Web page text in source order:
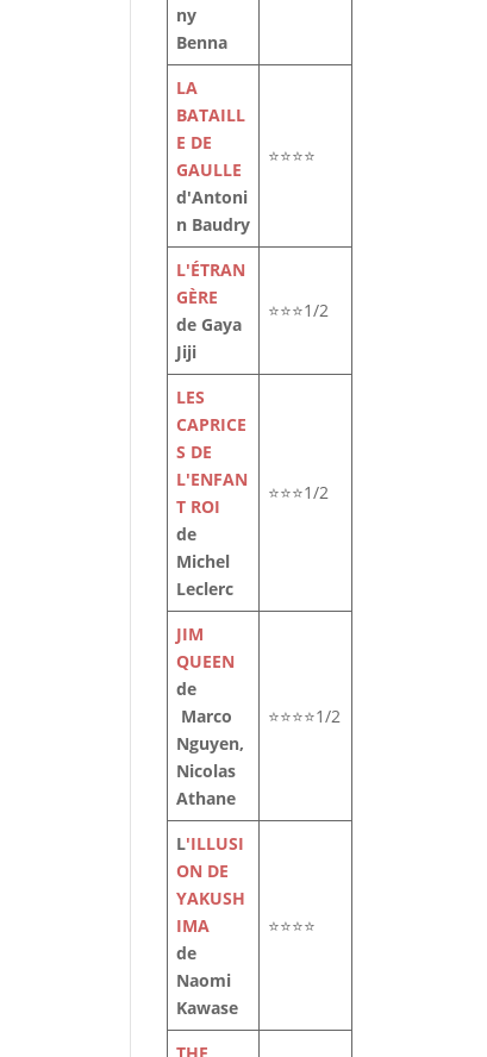
ny
Benna
LA
BATAILL
E DE
GAULLE
d'Antoni
n Baudry
⭐⭐⭐⭐
L'ÉTRAN
GÈRE
de Gaya
Jiji
⭐⭐⭐1/2
LES
CAPRICE
S DE
L'ENFAN
T ROI
de
Michel
Leclerc
⭐⭐⭐1/2
JIM
QUEEN
de
Marco
Nguyen,
Nicolas
Athane
⭐⭐⭐⭐1/2
L'ILLUSI
ON DE
YAKUSH
IMA
de
Naomi
Kawase
⭐⭐⭐⭐